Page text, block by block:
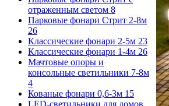
отраженным светом 8
Парковые фонари Стрит 2-8м
26
Классические фонари 2-5м 23
Классические фонари 1-4м 26
Мачтовые опоры и
консольные светильники 7-8м
4
Кованые фонари 0,6-3м 15
LED-светильники для домов